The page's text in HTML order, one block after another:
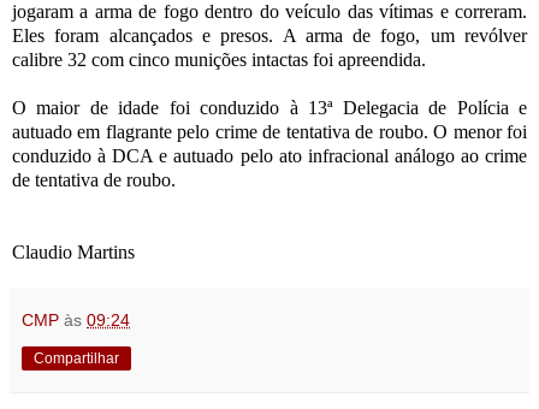
jogaram a arma de fogo dentro do veículo das vítimas e correram.
Eles foram alcançados e presos. A arma de fogo, um revólver
calibre 32 com cinco munições intactas foi apreendida.
O maior de idade foi conduzido à 13ª Delegacia de Polícia e
autuado em flagrante pelo crime de tentativa de roubo. O menor foi
conduzido à DCA e autuado pelo ato infracional análogo ao crime
de tentativa de roubo.
Claudio Martins
CMP às 09:24
Compartilhar